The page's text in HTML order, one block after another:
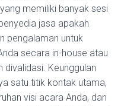
memiliki banyak sesi
jasa apakah
pengalaman untuk
secara in-house atau
divalidasi. Keunggulan
satu titik kontak utama,
visi acara Anda, dan